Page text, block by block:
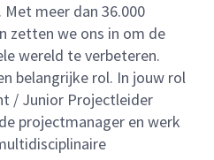
meer dan 36.000
zetten we ons in om de
wereld te verbeteren.
belangrijke rol. In jouw rol
/ Junior Projectleider
projectmanager en werk